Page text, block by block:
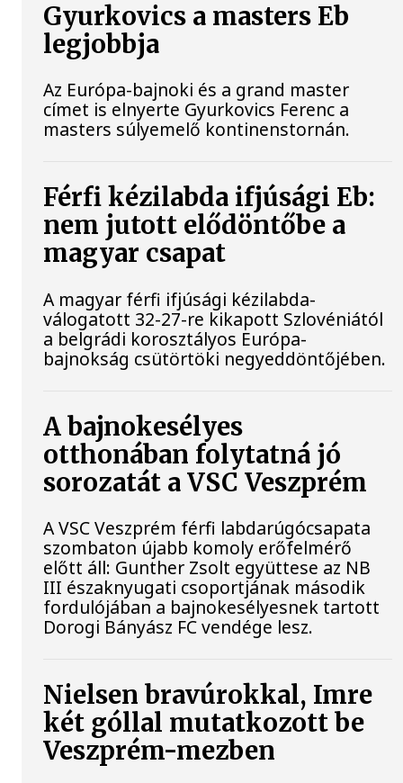
Gyurkovics a masters Eb
legjobbja
Az Európa-bajnoki és a grand master
címet is elnyerte Gyurkovics Ferenc a
masters súlyemelő kontinenstornán.
Férfi kézilabda ifjúsági Eb:
nem jutott elődöntőbe a
magyar csapat
A magyar férfi ifjúsági kézilabda-
válogatott 32-27-re kikapott Szlovéniától
a belgrádi korosztályos Európa-
bajnokság csütörtöki negyeddöntőjében.
A bajnokesélyes
otthonában folytatná jó
sorozatát a VSC Veszprém
A VSC Veszprém férfi labdarúgócsapata
szombaton újabb komoly erőfelmérő
előtt áll: Gunther Zsolt együttese az NB
III északnyugati csoportjának második
fordulójában a bajnokesélyesnek tartott
Dorogi Bányász FC vendége lesz.
Nielsen bravúrokkal, Imre
két góllal mutatkozott be
Veszprém-mezben